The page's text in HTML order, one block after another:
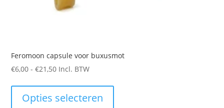
Feromoon capsule voor buxusmot
€6,00 - €21,50Prijsklasse:
tot
Incl. BTW
Opties selecteren